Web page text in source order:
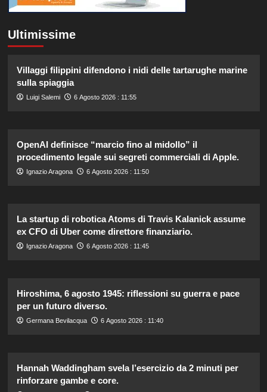
Ultimissime
Villaggi filippini difendono i nidi delle tartarughe marine
sulla spiaggia
Luigi Salemi 6 Agosto 2026 : 11:55
OpenAI definisce “marcio fino al midollo” il
procedimento legale sui segreti commerciali di Apple.
Ignazio Aragona 6 Agosto 2026 : 11:50
La startup di robotica Atoms di Travis Kalanick assume
ex CFO di Uber come direttore finanziario.
Ignazio Aragona 6 Agosto 2026 : 11:45
Hiroshima, 6 agosto 1945: riflessioni su guerra e pace
per un futuro diverso.
Germana Bevilacqua 6 Agosto 2026 : 11:40
Hannah Waddingham svela l’esercizio da 2 minuti per
rinforzare gambe e core.